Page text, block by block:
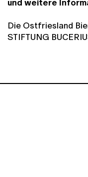
Die Ostfriesland
STIFTUNG